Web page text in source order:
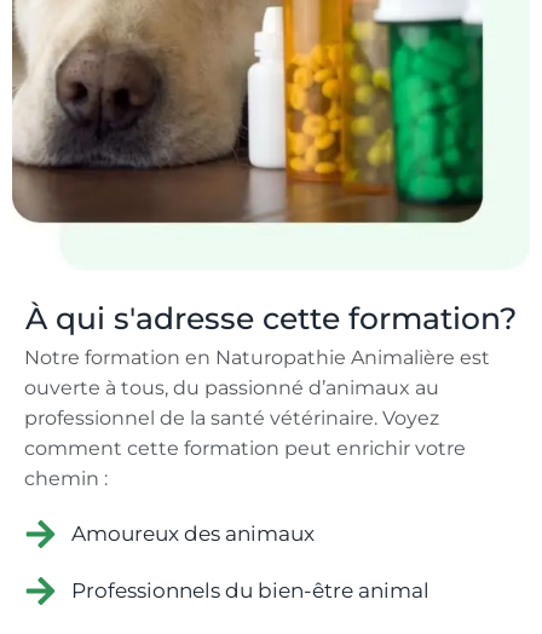
À qui s'adresse cette formation?
Notre formation en Naturopathie Animalière est
ouverte à tous, du passionné d’animaux au
professionnel de la santé vétérinaire. Voyez
comment cette formation peut enrichir votre
chemin :
Amoureux des animaux
Professionnels du bien-être animal